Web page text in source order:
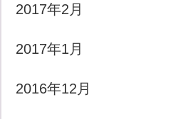
2017年2月
2017年1月
2016年12月